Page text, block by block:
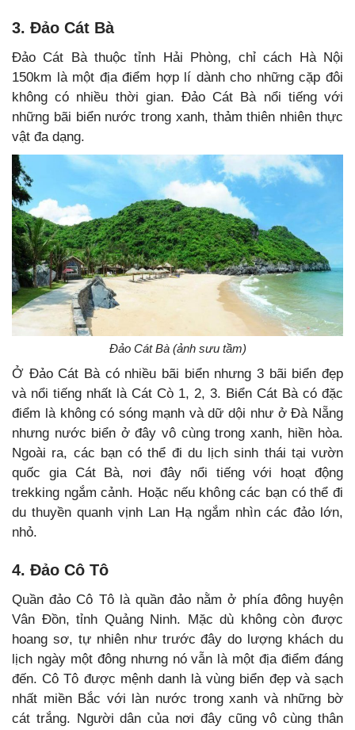
3. Đảo Cát Bà
Đảo Cát Bà thuộc tỉnh Hải Phòng, chỉ cách Hà Nội
150km là một địa điểm hợp lí dành cho những cặp đôi
không có nhiều thời gian. Đảo Cát Bà nổi tiếng với
những bãi biển nước trong xanh, thảm thiên nhiên thực
vật đa dạng.
Đảo Cát Bà (ảnh sưu tầm)
Ở Đảo Cát Bà có nhiều bãi biển nhưng 3 bãi biển đẹp
và nổi tiếng nhất là Cát Cò 1, 2, 3. Biển Cát Bà có đặc
điểm là không có sóng mạnh và dữ dội như ở Đà Nẵng
nhưng nước biển ở đây vô cùng trong xanh, hiền hòa.
Ngoài ra, các bạn có thể đi du lịch sinh thái tại vườn
quốc gia Cát Bà, nơi đây nổi tiếng với hoạt động
trekking ngắm cảnh. Hoặc nếu không các bạn có thể đi
du thuyền quanh vịnh Lan Hạ ngắm nhìn các đảo lớn,
nhỏ.
4. Đảo Cô Tô
Quần đảo Cô Tô là quần đảo nằm ở phía đông huyện
Vân Đồn, tỉnh Quảng Ninh. Mặc dù không còn được
hoang sơ, tự nhiên như trước đây do lượng khách du
lịch ngày một đông nhưng nó vẫn là một địa điểm đáng
đến. Cô Tô được mệnh danh là vùng biển đẹp và sạch
nhất miền Bắc với làn nước trong xanh và những bờ
cát trắng. Người dân của nơi đây cũng vô cùng thân